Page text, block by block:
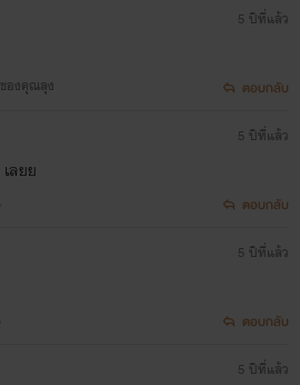
องคุณลุง
5 ปีที่แล้ว
ตอบกลับ
ลยย
5 ปีที่แล้ว
ตอบกลับ
5 ปีที่แล้ว
ตอบกลับ
5 ปีที่แล้ว